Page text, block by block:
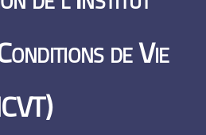
de Vie